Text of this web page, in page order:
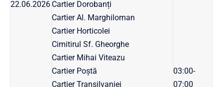
22.06.2026 Cartier Dorobanți
Cartier Al. Marghiloman
Cartier Horticolei
Cimitirul Sf. Gheorghe
Cartier Mihai Viteazu
Cartier Poștă
Cartier Transilvaniei
03:00-
07:00